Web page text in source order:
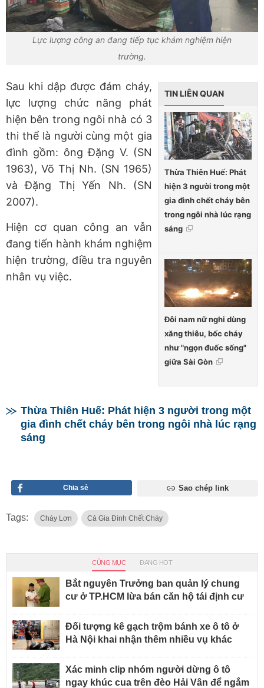
Lực lượng công an đang tiếp tục khám nghiệm hiện
trường.
TIN LIÊN QUAN
Thừa Thiên Huế: Phát
hiện 3 người trong một
gia đình chết cháy bên
trong ngôi nhà lúc rạng
sáng
Đôi nam nữ nghi dùng
xăng thiêu, bốc cháy
như "ngọn đuốc sống"
giữa Sài Gòn
Sau khi dập được đám cháy,
lực lượng chức năng phát
hiện bên trong ngôi nhà có 3
thi thể là người cùng một gia
đình gồm: ông Đặng V. (SN
1963), Võ Thị Nh. (SN 1965)
và Đặng Thị Yến Nh. (SN
2007).
Hiện cơ quan công an vẫn
đang tiến hành khám nghiệm
hiện trường, điều tra nguyên
nhân vụ việc.
Thừa Thiên Huế: Phát hiện 3 người trong một
gia đình chết cháy bên trong ngôi nhà lúc rạng
sáng
Chia sẻ Sao chép link
Tags: Cháy Lơn Cả Gia Đình Chết Cháy
CÙNG MỤC ĐANG HOT
Bắt nguyên Trưởng ban quản lý chung
cư ở TP.HCM lừa bán căn hộ tái định cư
Đối tượng kê gạch trộm bánh xe ô tô ở
Hà Nội khai nhận thêm nhiều vụ khác
Xác minh clip nhóm người dừng ô tô
ngay khúc cua trên đèo Hải Vân để ngắm